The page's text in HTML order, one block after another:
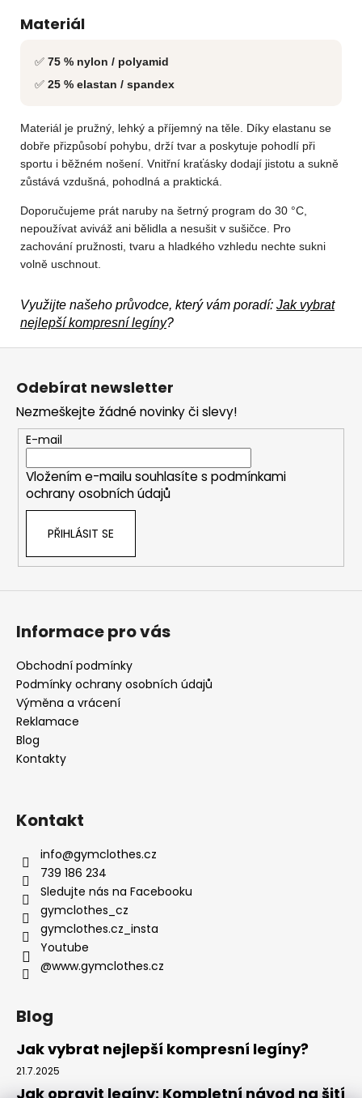
Materiál
✅ 75 % nylon / polyamid
✅ 25 % elastan / spandex
Materiál je pružný, lehký a příjemný na těle. Díky elastanu se
dobře přizpůsobí pohybu, drží tvar a poskytuje pohodlí při
sportu i běžném nošení. Vnitřní kraťásky dodají jistotu a sukně
zůstává vzdušná, pohodlná a praktická.
Doporučujeme prát naruby na šetrný program do 30 °C,
nepoužívat aviváž ani bělidla a nesušit v sušičce. Pro
zachování pružnosti, tvaru a hladkého vzhledu nechte sukni
volně uschnout.
Využijte našeho průvodce, který vám poradí: Jak vybrat
nejlepší kompresní legíny?
Z
Odebírat newsletter
Nezmeškejte žádné novinky či slevy!
E-mail
Vložením e-mailu souhlasíte s podmínkami
ochrany osobních údajů
PŘIHLÁSIT SE
Informace pro vás
Obchodní podmínky
Podmínky ochrany osobních údajů
Výměna a vrácení
Reklamace
Blog
Kontakty
Kontakt
info@gymclothes.cz
739 186 234
Sledujte nás na Facebooku
gymclothes_cz
gymclothes.cz_insta
Youtube
@www.gymclothes.cz
Blog
Jak vybrat nejlepší kompresní legíny?
21.7.2025
Jak opravit legíny: Kompletní návod na šití